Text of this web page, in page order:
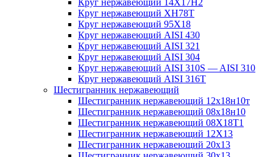
Круг нержавеющий ХН78Т
Круг нержавеющий 95Х18
Круг нержавеющий AISI 430
Круг нержавеющий AISI 321
Круг нержавеющий AISI 304
Круг нержавеющий AISI 310S — AISI 310
Круг нержавеющий AISI 316T
Шестигранник нержавеющий
Шестигранник нержавеющий 12х18н10т
Шестигранник нержавеющий 08х18н10
Шестигранник нержавеющий 08Х18Т1
Шестигранник нержавеющий 12Х13
Шестигранник нержавеющий 20х13